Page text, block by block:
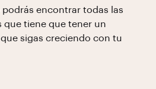
encontrar todas las
que tiene que tener un
sigas creciendo con tu